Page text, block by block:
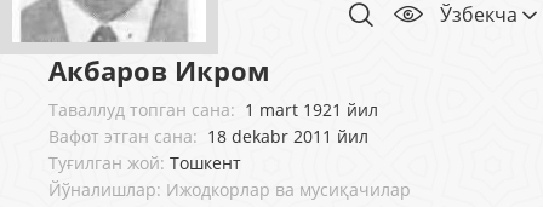
Ўзбекча
Акбаров Икром
Таваллуд топган сана: 1 mart 1921 йил
Вафот этган сана: 18 dekabr 2011 йил
Туғилган жой: Тошкент
Йўналишлар: Ижодкорлар ва мусиқачилар